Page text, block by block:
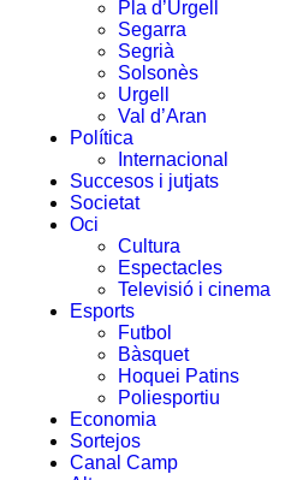
Pla d’Urgell
Segarra
Segrià
Solsonès
Urgell
Val d’Aran
Política
Internacional
Succesos i jutjats
Societat
Oci
Cultura
Espectacles
Televisió i cinema
Esports
Futbol
Bàsquet
Hoquei Patins
Poliesportiu
Economia
Sortejos
Canal Camp